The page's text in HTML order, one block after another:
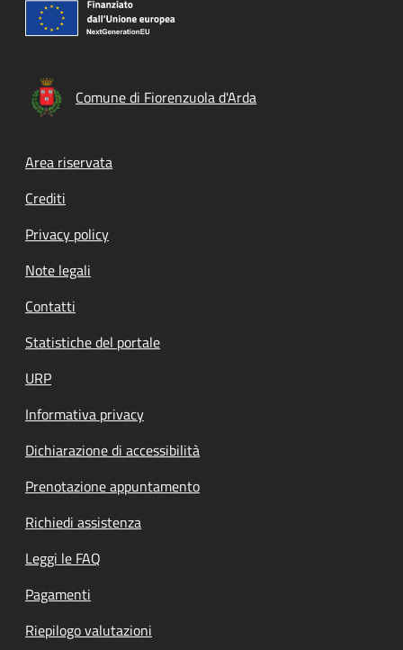
Comune di Fiorenzuola d'Arda
Footer menu
Area riservata
Crediti
Privacy policy
Note legali
Contatti
Statistiche del portale
URP
Informativa privacy
Dichiarazione di accessibilità
Prenotazione appuntamento
Richiedi assistenza
Leggi le FAQ
Pagamenti
Riepilogo valutazioni